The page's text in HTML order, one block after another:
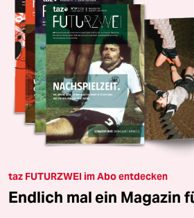
taz FUTURZWEI im Abo entdecken
Endlich mal ein Magazin